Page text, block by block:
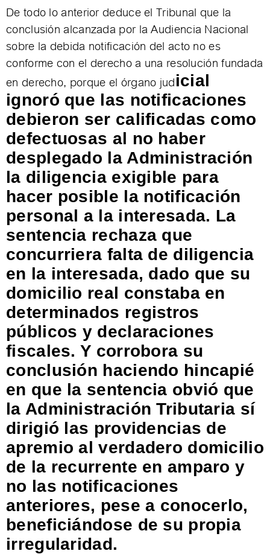
De todo lo anterior deduce el Tribunal que la
conclusión alcanzada por la Audiencia Nacional
sobre la debida notificación del acto no es
conforme con el derecho a una resolución fundada
en derecho, porque el órgano judicial
ignoró que las notificaciones
debieron ser calificadas como
defectuosas al no haber
desplegado la Administración
la diligencia exigible para
hacer posible la notificación
personal a la interesada. La
sentencia rechaza que
concurriera falta de diligencia
en la interesada, dado que su
domicilio real constaba en
determinados registros
públicos y declaraciones
fiscales. Y corrobora su
conclusión haciendo hincapié
en que la sentencia obvió que
la Administración Tributaria sí
dirigió las providencias de
apremio al verdadero domicilio
de la recurrente en amparo y
no las notificaciones
anteriores, pese a conocerlo,
beneficiándose de su propia
irregularidad.